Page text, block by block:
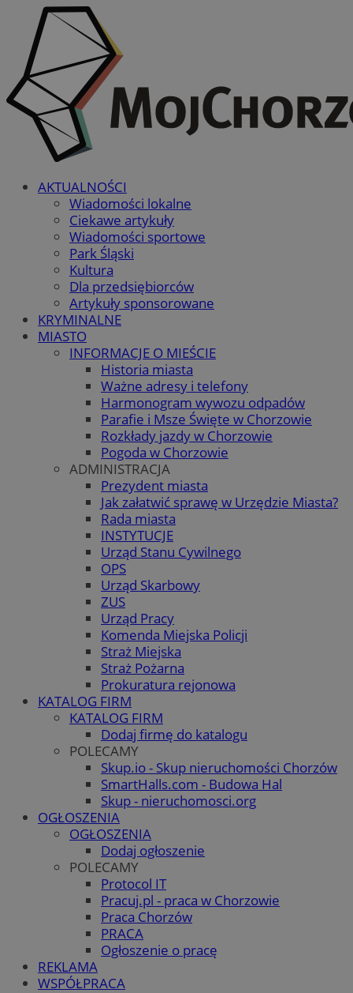
AKTUALNOŚCI
Wiadomości lokalne
Ciekawe artykuły
Wiadomości sportowe
Park Śląski
Kultura
Dla przedsiębiorców
Artykuły sponsorowane
KRYMINALNE
MIASTO
INFORMACJE O MIEŚCIE
Historia miasta
Ważne adresy i telefony
Harmonogram wywozu odpadów
Parafie i Msze Święte w Chorzowie
Rozkłady jazdy w Chorzowie
Pogoda w Chorzowie
ADMINISTRACJA
Prezydent miasta
Jak załatwić sprawę w Urzędzie Miasta?
Rada miasta
INSTYTUCJE
Urząd Stanu Cywilnego
OPS
Urząd Skarbowy
ZUS
Urząd Pracy
Komenda Miejska Policji
Straż Miejska
Straż Pożarna
Prokuratura rejonowa
KATALOG FIRM
KATALOG FIRM
Dodaj firmę do katalogu
POLECAMY
Skup.io - Skup nieruchomości Chorzów
SmartHalls.com - Budowa Hal
Skup - nieruchomosci.org
OGŁOSZENIA
OGŁOSZENIA
Dodaj ogłoszenie
POLECAMY
Protocol IT
Pracuj.pl - praca w Chorzowie
Praca Chorzów
PRACA
Ogłoszenie o pracę
REKLAMA
WSPÓŁPRACA